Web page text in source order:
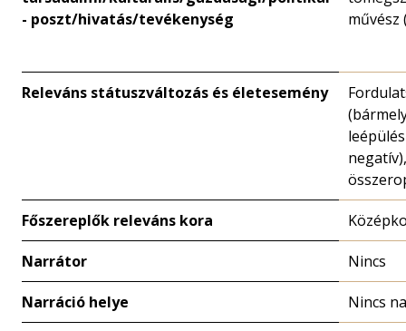
- poszt/hivatás/tevékenység
művész
Releváns státuszváltozás és életesemény
Főszereplők releváns kora
Narrátor Nincs
Narráció helye Nincs